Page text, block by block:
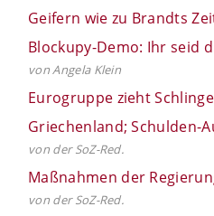
Geifern wie zu Brandts
Blockupy-Demo: Ihr seid
von Angela Klein
Eurogruppe zieht
Griechenland; Schulden-
von der SoZ-Red.
Maßnahmen der
von der SoZ-Red.